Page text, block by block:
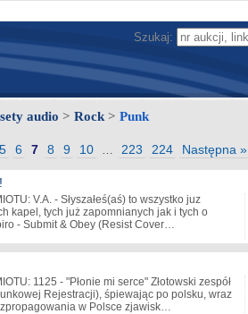
Szukaj:
audio > Rock > Punk
5 6 7 8 9 10 … 223 224 Następna »
V.A. - Słyszałeś(aś) to wszystko juz
kapel, tych już zapomnianych jak i tych o
- Submit & Obey (Resist Cover…
1125 - "Płonie mi serce" Złotowski zespół
Rejestracji), śpiewając po polsku, wraz
w Polsce zjawisk…